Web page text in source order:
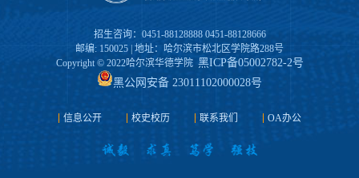
招生咨询：0451-88128888 0451-88128666
邮编: 150025 | 地址：哈尔滨市松北区学院路288号
Copyright © 2022哈尔滨华德学院 黑ICP备05002782-2号
黑公网安备 23011102000028号
信息公开 校史校历 联系我们 OA办公